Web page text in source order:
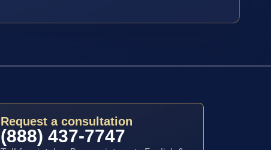
Request a consultation
(888) 437-7747